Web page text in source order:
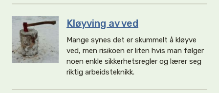
Kløyving av ved
Mange synes det er skummelt å kløyve
ved, men risikoen er liten hvis man følger
noen enkle sikkerhetsregler og lærer seg
riktig arbeidsteknikk.